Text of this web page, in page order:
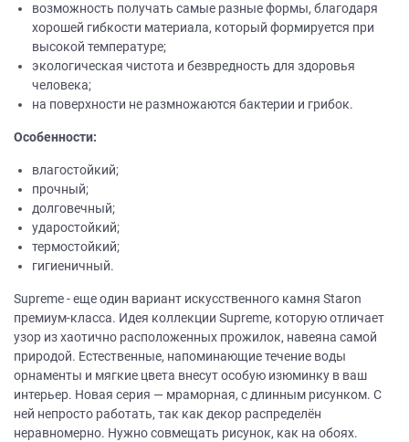
возможность получать самые разные формы, благодаря
хорошей гибкости материала, который формируется при
высокой температуре;
экологическая чистота и безвредность для здоровья
человека;
на поверхности не размножаются бактерии и грибок.
Особенности:
влагостойкий;
прочный;
долговечный;
ударостойкий;
термостойкий;
гигиеничный.
Supreme - еще один вариант искусственного камня Staron
премиум-класса. Идея коллекции Supreme, которую отличает
узор из хаотично расположенных прожилок, навеяна самой
природой. Естественные, напоминающие течение воды
орнаменты и мягкие цвета внесут особую изюминку в ваш
интерьер. Новая серия — мраморная, с длинным рисунком. С
ней непросто работать, так как декор распределён
неравномерно. Нужно совмещать рисунок, как на обоях.